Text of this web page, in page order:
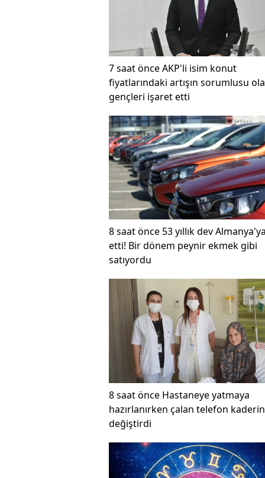
7 saat önceAKP'li isim konut
fiyatlarındaki artışın sorumlusu
gençleri işaret etti
8 saat önce 53 yıllık dev
etti! Bir dönem peynir ekmek gibi
satıyordu
8 saat önce Hastaneye yatmaya
hazırlanırken çalan telefon
değiştirdi